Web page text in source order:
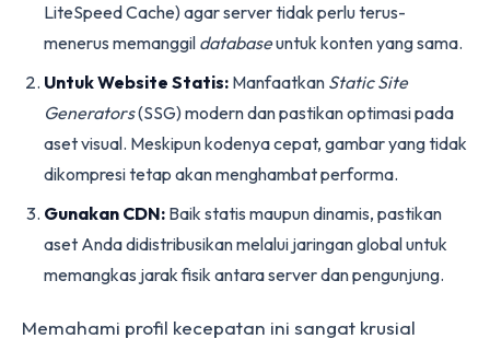
LiteSpeed Cache) agar server tidak perlu terus-
menerus memanggil databaseuntuk konten yang sama.
Untuk Website Statis: Manfaatkan Static Site
Generators(SSG) modern dan pastikan optimasi pada
aset visual. Meskipun kodenya cepat, gambar yang tidak
dikompresi tetap akan menghambat performa.
Gunakan CDN: Baik statis maupun dinamis, pastikan
aset Anda didistribusikan melalui jaringan global untuk
memangkas jarak fisik antara server dan pengunjung.
Memahami profil kecepatan ini sangat krusial